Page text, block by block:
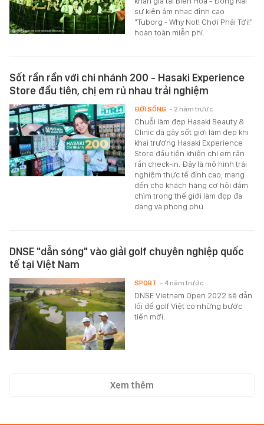
sự kiện âm nhạc đỉnh cao
"Tuborg - Why Not! Chơi Phải Tới!"
hoàn toàn miễn phí.
Sốt rần rần với chi nhánh 200 - Hasaki Experience
Store đầu tiên, chị em rủ nhau trải nghiệm
Chuỗi làm đẹp Hasaki Beauty &
Clinic đã gây sốt giới làm đẹp khi
khai trương Hasaki Experience
Store đầu tiên khiến chị em rần
rần check-in. Đây là mô hình trải
nghiệm thực tế đỉnh cao, mang
đến cho khách hàng cơ hội đắm
chìm trong thế giới làm đẹp đa
dạng và phong phú.
ĐỜI SỐNG - 2 năm trước
DNSE "dẫn sóng" vào giải golf chuyên nghiệp quốc
tế tại Việt Nam
DNSE Vietnam Open 2022 sẽ dẫn
lối để golf Việt có những bước
tiến mới.
SPORT - 4 năm trước
Xem thêm